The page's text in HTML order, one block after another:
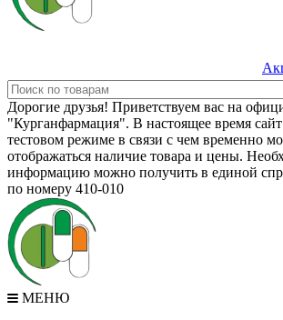
Дорогие друзья! Приветствуем вас на
"Курганфармация". В настоящее время сайт
тестовом режиме в связи с чем временно
отображаться наличие товара и цены.
информацию можно получить в единой
по номеру 410-010
МЕНЮ